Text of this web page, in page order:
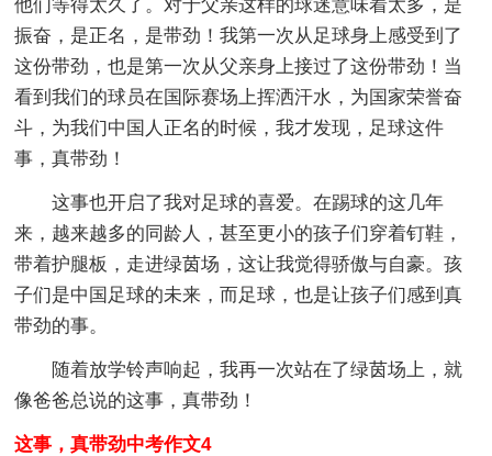
他们等得太久了。对于父亲这样的球迷意味着太多，是
振奋，是正名，是带劲！我第一次从足球身上感受到了
这份带劲，也是第一次从父亲身上接过了这份带劲！当
看到我们的球员在国际赛场上挥洒汗水，为国家荣誉奋
斗，为我们中国人正名的时候，我才发现，足球这件
事，真带劲！
这事也开启了我对足球的喜爱。在踢球的这几年
来，越来越多的同龄人，甚至更小的孩子们穿着钉鞋，
带着护腿板，走进绿茵场，这让我觉得骄傲与自豪。孩
子们是中国足球的未来，而足球，也是让孩子们感到真
带劲的事。
随着放学铃声响起，我再一次站在了绿茵场上，就
像爸爸总说的这事，真带劲！
这事，真带劲中考作文4